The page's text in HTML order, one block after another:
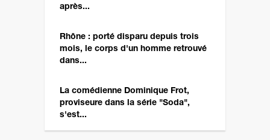
après...
Rhône : porté disparu depuis trois
mois, le corps d'un homme retrouvé
dans...
La comédienne Dominique Frot,
proviseure dans la série "Soda",
s'est...